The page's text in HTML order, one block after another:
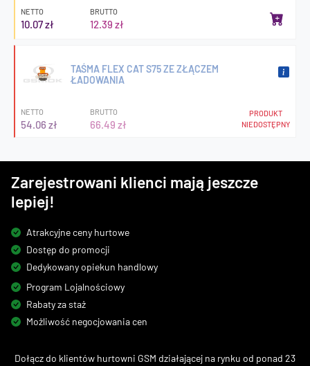
NETTO
10.07 zł
BRUTTO
12.39 zł
TAŚMA FLEX CAT S75 ZE ZŁĄCZEM
ŁADOWANIA
NETTO
54.06 zł
BRUTTO
66.49 zł
PRODUKT
NIEDOSTĘPNY
Zarejestrowani klienci mają jeszcze
lepiej!
Atrakcyjne ceny hurtowe
Dostęp do promocji
Dedykowany opiekun handlowy
Program Lojalnościowy
Rabaty za staż
Możliwość negocjowania cen
Dołącz do klientów hurtowni GSM działającej na rynku od ponad 23